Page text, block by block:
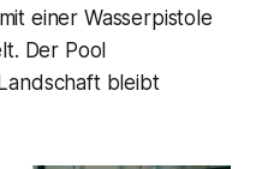
einer Wasserpistole
Der Pool
bleibt